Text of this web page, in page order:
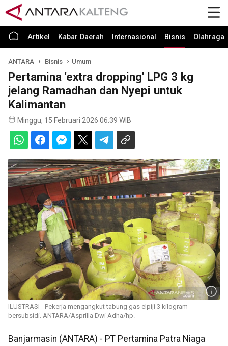
Artikel Kabar Daerah Internasional Bisnis Olahraga
ANTARA Bisnis Umum
Pertamina 'extra dropping' LPG 3 kg
jelang Ramadhan dan Nyepi untuk
Kalimantan
Minggu, 15 Februari 2026 06:39 WIB
ILUSTRASI - Pekerja mengangkut tabung gas elpiji 3 kilogram
bersubsidi. ANTARA/Asprilla Dwi Adha/hp.
Banjarmasin (ANTARA) - PT Pertamina Patra Niaga